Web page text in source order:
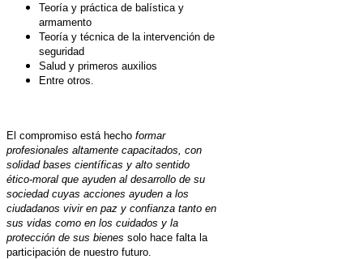
Teoría y práctica de balística y
armamento
Teoría y técnica de la intervención de
seguridad
Salud y primeros auxilios
Entre otros.
El compromiso está hecho formar
profesionales altamente capacitados, con
solidad bases científicas y alto sentido
ético-moral que ayuden al desarrollo de su
sociedad cuyas acciones ayuden a los
ciudadanos vivir en paz y confianza tanto en
sus vidas como en los cuidados y la
protección de sus bienes solo hace falta la
participación de nuestro futuro.